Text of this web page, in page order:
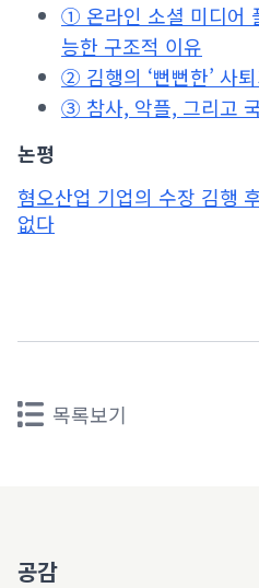
① 온라인 소셜 미디어
능한 구조적 이유
② 김행의 ‘뻔뻔한’ 사
③ 참사, 악플, 그리고
논평
혐오산업 기업의 수장 김행
없다
목록보기
공감